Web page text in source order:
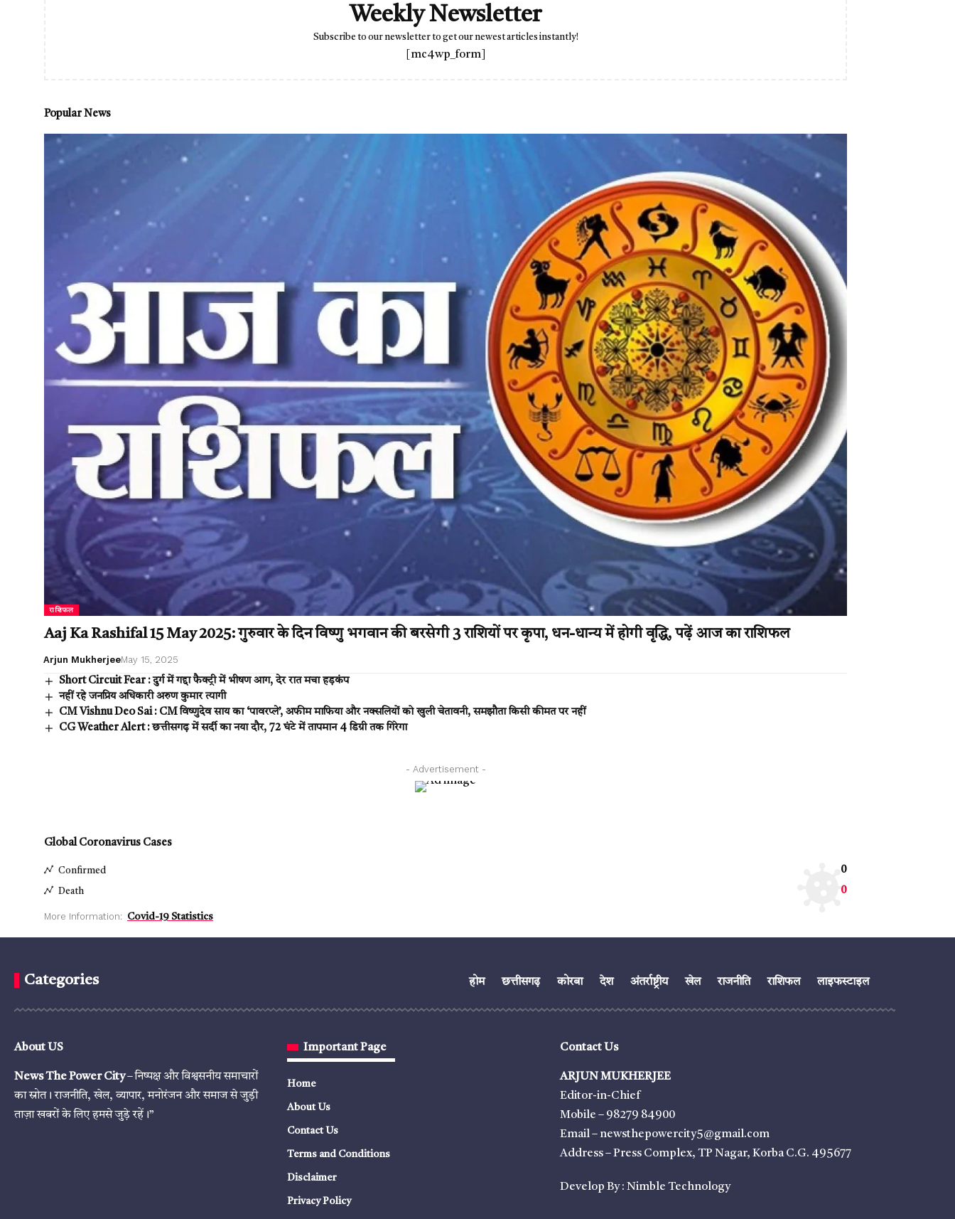
Weekly Newsletter
Subscribe to our newsletter to get our newest articles instantly!
[mc4wp_form]
Popular News
राशिफल
Aaj Ka Rashifal 15 May 2025: गुरुवार के दिन विष्णु भगवान की बरसेगी 3 राशियों पर कृपा, धन-धान्य में होगी वृद्धि, पढ़ें आज का राशिफल
Arjun MukherjeeMay 15, 2025
Short Circuit Fear : दुर्ग में गद्दा फैक्ट्री में भीषण आग, देर रात मचा हड़कंप
नहीं रहे जनप्रिय अधिकारी अरुण कुमार त्यागी
CM Vishnu Deo Sai : CM विष्णुदेव साय का ‘पावरप्ले’, अफीम माफिया और नक्सलियों को खुली चेतावनी, समझौता किसी कीमत पर नहीं
CG Weather Alert : छत्तीसगढ़ में सर्दी का नया दौर, 72 घंटे में तापमान 4 डिग्री तक गिरेगा
- Advertisement -
Global Coronavirus Cases
Confirmed 0
Death 0
More Information: Covid-19 Statistics
Categories होम छत्तीसगढ़ कोरबा देश अंतर्राष्ट्रीय खेल राजनीति राशिफल लाइफस्टाइल
About US
News The Power City– निष्पक्ष और विश्वसनीय समाचारों
का स्रोत। राजनीति, खेल, व्यापार, मनोरंजन और समाज से जुड़ी
ताज़ा खबरों के लिए हमसे जुड़े रहें।”
Important Page
Home
About Us
Contact Us
Terms and Conditions
Disclaimer
Privacy Policy
Contact Us
ARJUN MUKHERJEE
Editor-in-Chief
Mobile – 98279 84900
Email – newsthepowercity5@gmail.com
Address – Press Complex, TP Nagar, Korba C.G. 495677
Develop By : Nimble Technology